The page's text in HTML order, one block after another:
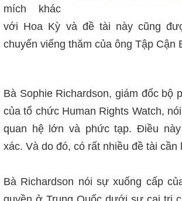
mích khác
với Hoa Kỳ và đề tài này cũng
chuyến viếng thăm của ông Tập Cận
Bà Sophie Richardson, giám đốc bộ
của tổ chức Human Rights Watch,
quan hệ lớn và phức tạp. Điều
xác. Và do đó, có rất nhiều đề tài cần
Bà Richardson nói sự xuống cấp